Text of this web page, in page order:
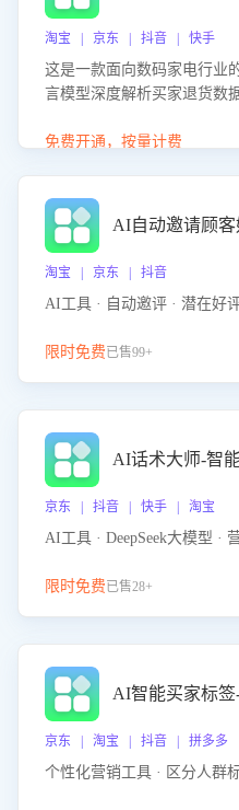
淘宝 | 京东 | 抖音 | 快手
这是一款面向数码家电行业
言模型深度解析买家退货数
改进建议，通过挖掘用户痛
免费开通，按量计费
AI自动邀请顾
淘宝 | 京东 | 抖音
AI工具 · 自动邀评 · 潜在好
限时免费已售99+
AI话术大师-智
京东 | 抖音 | 快手 | 淘宝
AI工具 · DeepSeek大模型 ·
限时免费已售28+
AI智能买家标
京东 | 淘宝 | 抖音 | 拼多多
个性化营销工具 · 区分人群